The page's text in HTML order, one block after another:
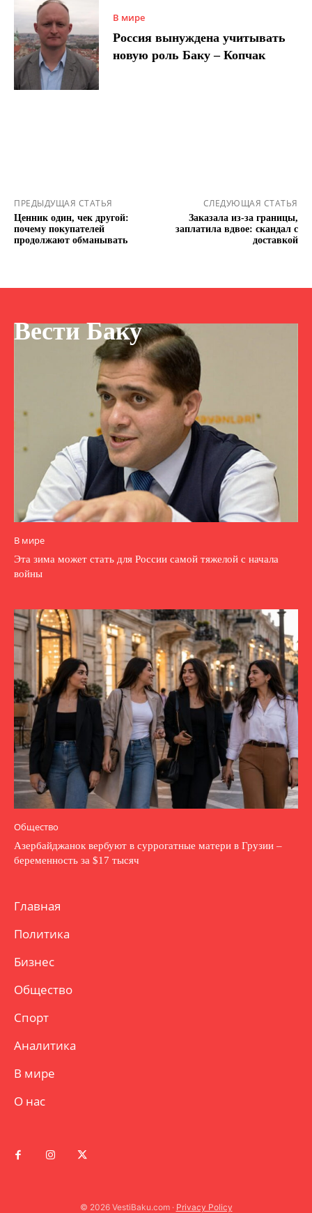
В мире
Россия вынуждена учитывать
новую роль Баку – Копчак
ПРЕДЫДУЩАЯ СТАТЬЯ
Ценник один, чек другой:
почему покупателей
продолжают обманывать
СЛЕДУЮЩАЯ СТАТЬЯ
Заказала из-за границы,
заплатила вдвое: скандал с
доставкой
Вести Баку
В мире
Эта зима может стать для России самой тяжелой с начала
войны
Общество
Азербайджанок вербуют в суррогатные матери в Грузии –
беременность за $17 тысяч
Главная
Политика
Бизнес
Общество
Спорт
Аналитика
В мире
О нас
© 2026 VestiBaku.com · Privacy Policy